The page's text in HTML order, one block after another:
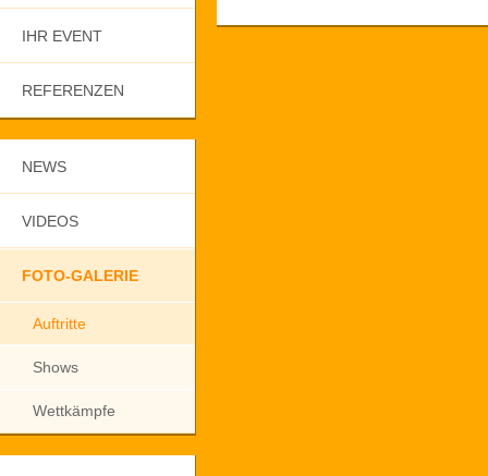
IHR EVENT
REFERENZEN
NEWS
VIDEOS
FOTO-GALERIE
Auftritte
Shows
Wettkämpfe